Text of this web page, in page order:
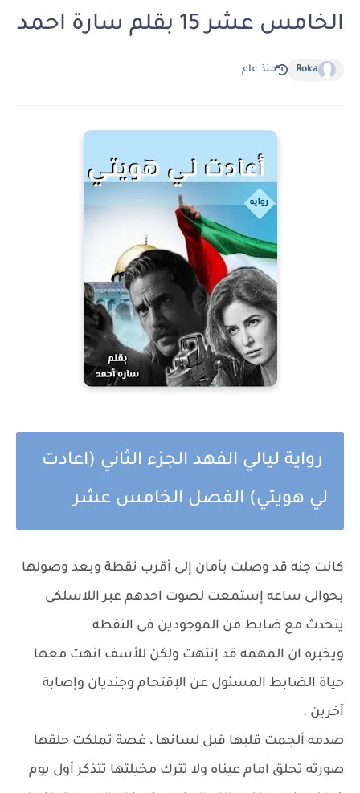
الخامس عشر 15 بقلم سارة احمد
Roka منذ عام
رواية ليالي الفهد الجزء الثاني (اعادت
لي هويتي) الفصل الخامس عشر
كانت جنه قد وصلت بأمان إلى أقرب نقطة وبعد وصولها
بحوالى ساعه إستمعت لصوت احدهم عبر اللاسلكى
يتحدث مع ضابط من الموجودين فى النقطه
ويخبره ان المهمه قد إنتهت ولكن للأسف انهت معها
حياة الضابط المسئول عن الإقتحام وجنديان وإصابة
آخرين .
صدمه ألجمت قلبها قبل لسانها ، غصة تملكت حلقها
صورته تحلق امام عيناه ولا تترك مخيلتها تتذكر أول يوم